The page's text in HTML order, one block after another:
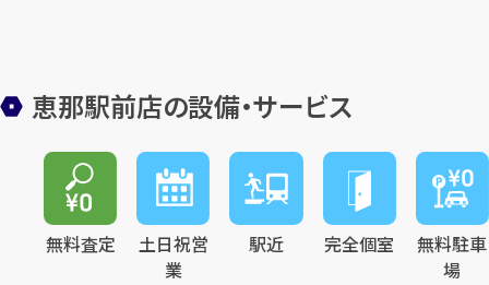
恵那駅前店の設備・サービス
無料査定
土日祝営
業
駅近 完全個室
無料駐車
場